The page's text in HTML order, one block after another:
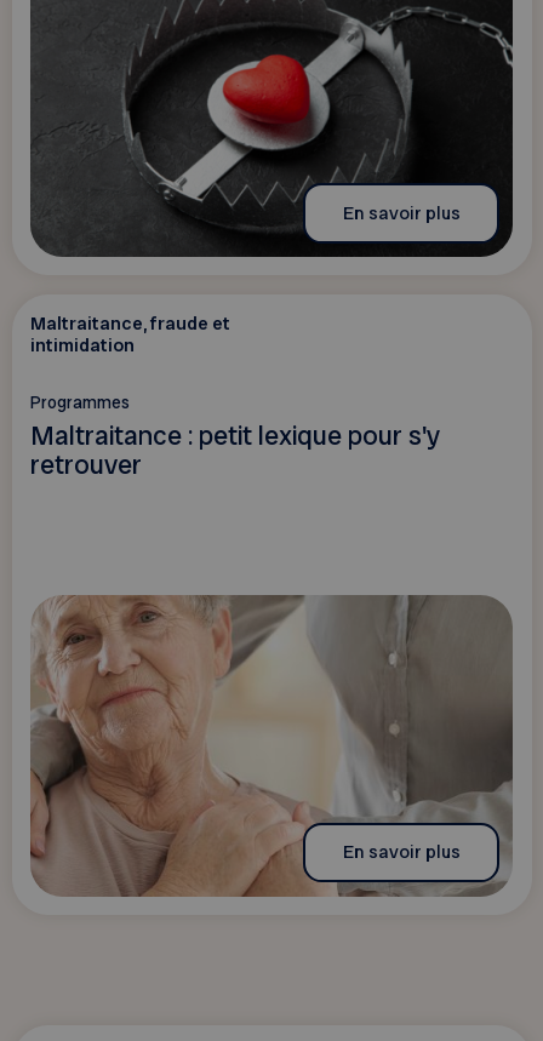
En savoir plus
Maltraitance, fraude et
intimidation
Programmes
Maltraitance : petit lexique pour s'y
retrouver
En savoir plus